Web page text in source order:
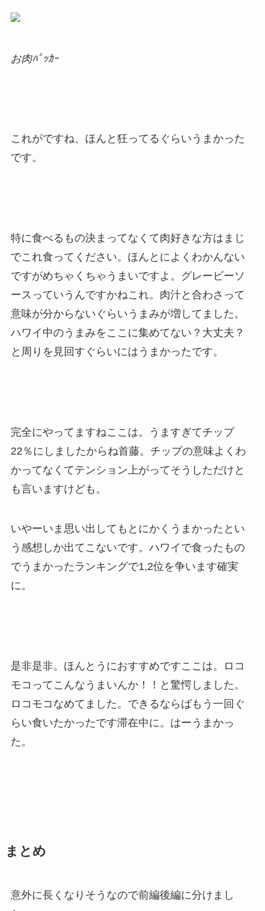
お肉ﾊﾟｯｶｰ
これがですね、ほんと狂ってるぐらいうまかった
です。
特に食べるもの決まってなくて肉好きな方はまじ
でこれ食ってください。ほんとによくわかんない
ですがめちゃくちゃうまいですよ。グレービーソ
ースっていうんですかねこれ。肉汁と合わさって
意味が分からないぐらいうまみが増してました。
ハワイ中のうまみをここに集めてない？大丈夫？
と周りを見回すぐらいにはうまかったです。
完全にやってますねここは。うますぎてチップ
22％にしましたからね首藤。チップの意味よくわ
かってなくてテンション上がってそうしただけと
も言いますけども。
いやーいま思い出してもとにかくうまかったとい
う感想しか出てこないです。ハワイで食ったもの
でうまかったランキングで1,2位を争います確実
に。
是非是非。ほんとうにおすすめですここは。ロコ
モコってこんなうまいんか！！と驚愕しました。
ロコモコなめてました。できるならばもう一回ぐ
らい食いたかったです滞在中に。はーうまかっ
た。
まとめ
意外に長くなりそうなので前編後編に分けまし